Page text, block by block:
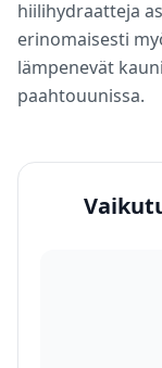
hiilihydraatteja
erinomaisesti
lämpenevät
paahtouunissa.